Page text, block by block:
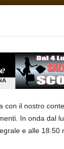
con il nostro
In onda dal
e alle 18.50